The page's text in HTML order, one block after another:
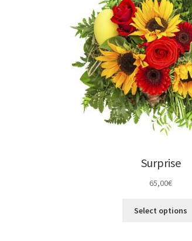
Surprise
65,00€
Select options